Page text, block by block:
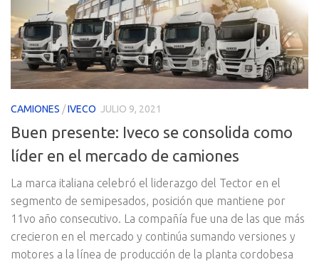
CAMIONES /IVECO JULIO 9, 2021
Buen presente: Iveco se consolida como
líder en el mercado de camiones
La marca italiana celebró el liderazgo del Tector en el
segmento de semipesados, posición que mantiene por
11vo año consecutivo. La compañía fue una de las que más
crecieron en el mercado y continúa sumando versiones y
motores a la línea de producción de la planta cordobesa